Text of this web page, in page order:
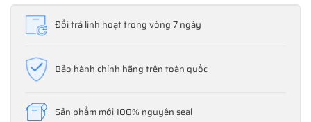
Đổi trả linh hoạt trong vòng 7 ngày
Bảo hành chính hãng trên toàn quốc
Sản phẩm mới 100% nguyên seal